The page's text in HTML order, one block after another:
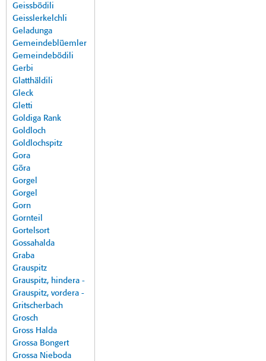
Geissbödili
Geisslerkelchli
Geladunga
Gemeindeblüemler
Gemeindebödili
Gerbi
Glatthäldili
Gleck
Gletti
Goldiga Rank
Goldloch
Goldlochspitz
Gora
Göra
Gorgel
Gorgel
Gorn
Gornteil
Gortelsort
Gossahalda
Graba
Grauspitz
Grauspitz, hindera -
Grauspitz, vordera -
Gritscherbach
Grosch
Gross Halda
Grossa Bongert
Grossa Nieboda